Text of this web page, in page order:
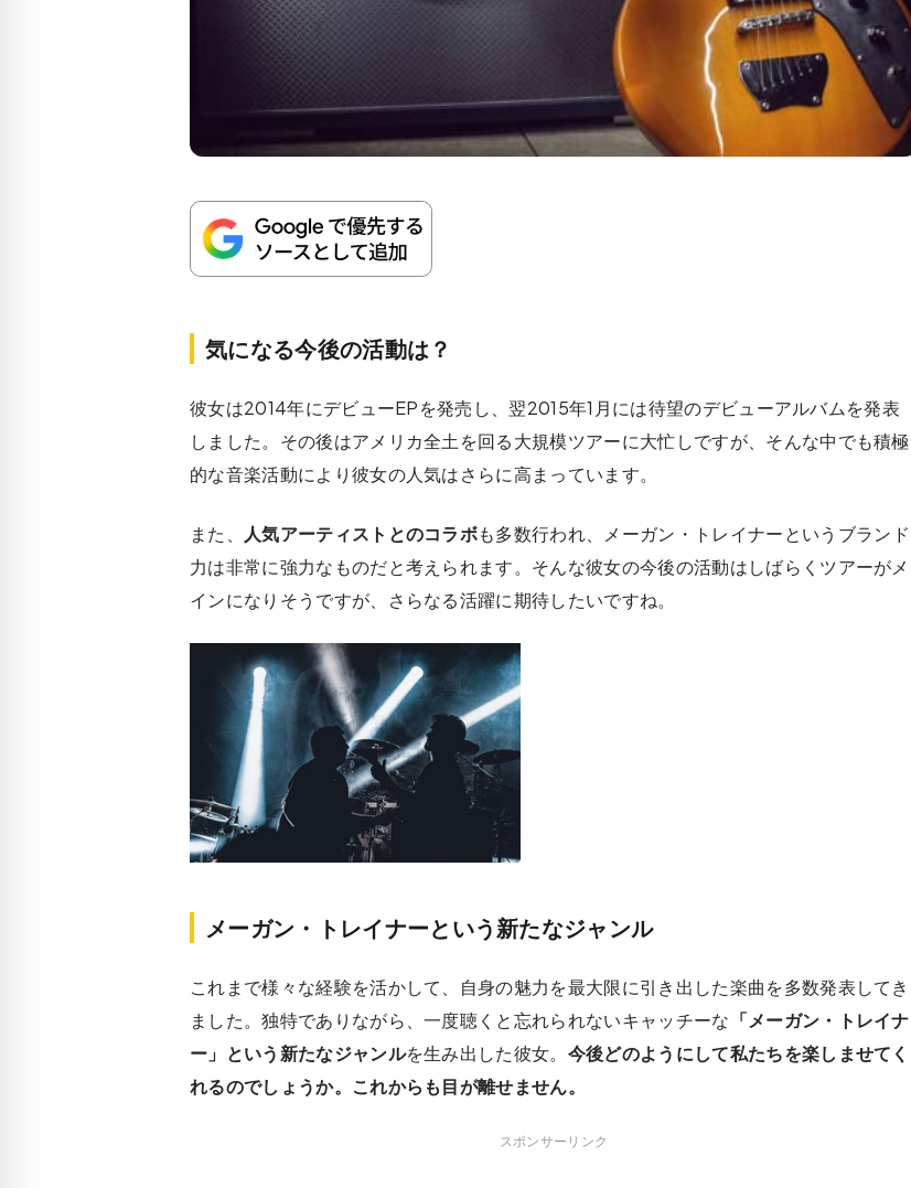
気になる今後の活動は？
彼女は2014年にデビューEPを発売し、翌2015年1月には待望のデビューアルバムを発表
しました。その後はアメリカ全土を回る大規模ツアーに大忙しですが、そんな中でも積極
的な音楽活動により彼女の人気はさらに高まっています。
また、 人気アーティストとのコラボも多数行われ、メーガン・トレイナーというブランド
力は非常に強力なものだと考えられます。そんな彼女の今後の活動はしばらくツアーがメ
インになりそうですが、さらなる活躍に期待したいですね。
メーガン・トレイナーという新たなジャンル
これまで様々な経験を活かして、自身の魅力を最大限に引き出した楽曲を多数発表してき
ました。独特でありながら、一度聴くと忘れられないキャッチーな 「メーガン・トレイナ
ー」という新たなジャンルを生み出した彼女。 今後どのようにして私たちを楽しませてく
れるのでしょうか。これからも目が離せません。
スポンサーリンク